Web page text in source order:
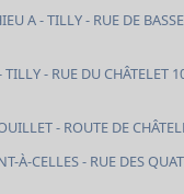
A - TILLY - RUE DE
- RUE DU CHÂTELET
- ROUTE DE
À-CELLES - RUE DES